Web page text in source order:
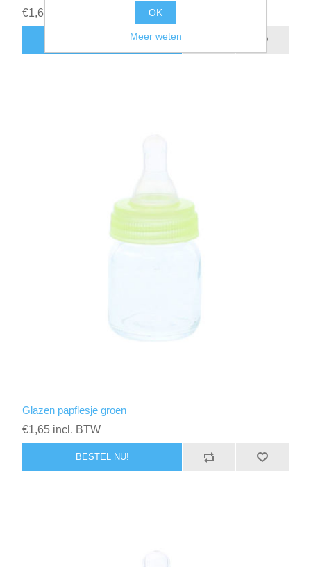
€1,65 incl. BTW
Glazen papflesje groen
€1,65 incl. BTW
OK
Meer weten